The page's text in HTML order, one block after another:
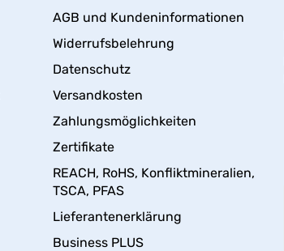
AGB und Kundeninformationen
Widerrufsbelehrung
Datenschutz
Versandkosten
Zahlungsmöglichkeiten
Zertifikate
REACH, RoHS, Konfliktmineralien,
TSCA, PFAS
Lieferantenerklärung
Business PLUS